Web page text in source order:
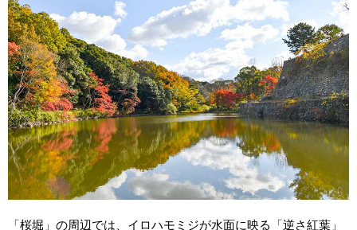
「桜堀」の周辺では、イロハモミジが水面に映る「逆さ紅葉」